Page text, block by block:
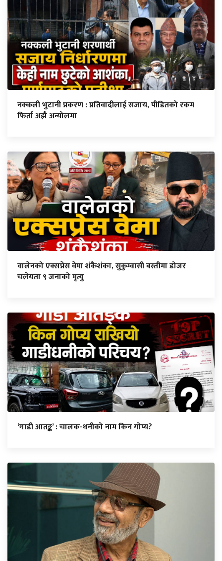
नक्कली भुटानी प्रकरण : प्रतिवादीलाई सजाय, पीडितको रकम
फिर्ता अझै अन्योलमा
वालेनको एक्सप्रेस वेमा शंकैशंका, सुकुम्वासी बस्तीमा डोजर
चलेयता ९ जनाको मृत्यु
‘गाडी आतङ्क’ : चालक-धनीको नाम किन गोप्य?